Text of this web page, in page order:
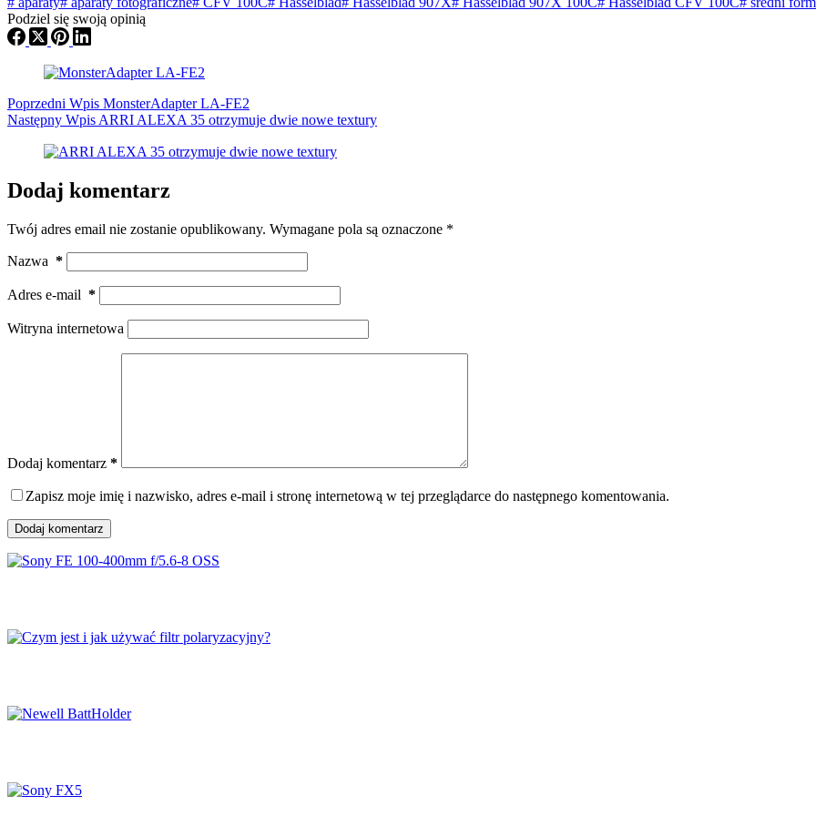
Podziel się swoją opinią
Poprzedni Wpis MonsterAdapter LA-FE2
Następny Wpis ARRI ALEXA 35 otrzymuje dwie nowe textury
Dodaj komentarz
Twój adres email nie zostanie opublikowany. Wymagane pola są oznaczone *
Nazwa *
Adres e-mail *
Witryna internetowa
Dodaj komentarz *
Zapisz moje imię i nazwisko, adres e-mail i stronę internetową w tej przeglądarce do następnego komentowania.
Dodaj komentarz